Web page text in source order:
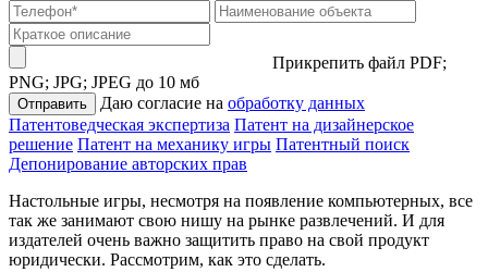
Прикрепить файл PDF;
PNG; JPG; JPEG до 10 мб
Отправить Даю согласие на обработку данных
Патентоведческая экспертиза Патент на дизайнерское
решение Патент на механику игры Патентный поиск
Депонирование авторских прав
Настольные игры, несмотря на появление компьютерных, все
так же занимают свою нишу на рынке развлечений. И для
издателей очень важно защитить право на свой продукт
юридически. Рассмотрим, как это сделать.